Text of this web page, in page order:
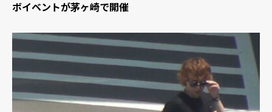
ボイベントが茅ヶ崎で開催